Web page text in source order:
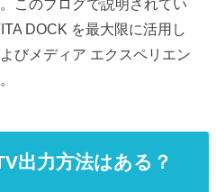
このブログで説明されてい
DOCK を最大限に活用し
びメディア エクスペリエン
出力方法はある？